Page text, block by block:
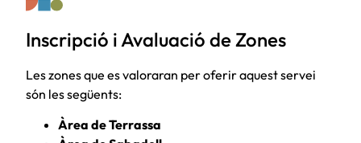
Inscripció i Avaluació de Zones
Les zones que es valoraran per oferir aquest servei
són les següents:
Àrea de Terrassa